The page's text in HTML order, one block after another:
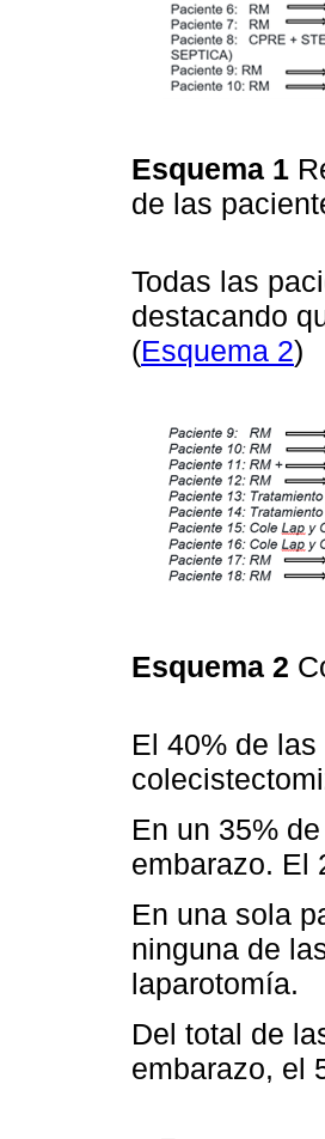
Esquema 1
de las
Todas las
destacando
(Esquema 2)
Esquema 2
El 40% de
En un 35%
embarazo. El
En una sola
ninguna de
laparotomía.
Del total de
embarazo, el